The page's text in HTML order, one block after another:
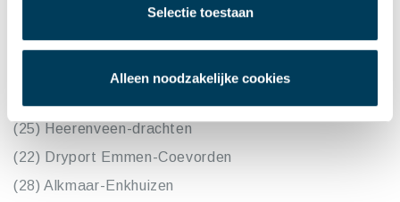
Selectie toestaan
Alleen noodzakelijke cookies
(20) Stedendriehoek (Apeldoorn-Deventer-Zutphen)
(26) Drechtsteden
(27) Emmeloord
(25) Heerenveen-drachten
(22) Dryport Emmen-Coevorden
(28) Alkmaar-Enkhuizen